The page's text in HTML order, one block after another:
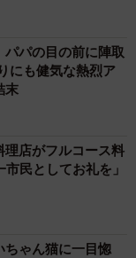
パパの目の前に陣取
にも健気な熱烈ア
末
理店がフルコース料
民としてお礼を」
ちゃん猫に一目惚